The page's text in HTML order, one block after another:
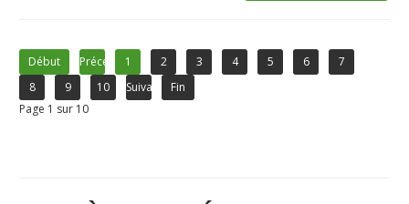
Début Précédent1 2 3 4 5 6
7
8
9 10 Suivant
Fin
Page 1 sur 10